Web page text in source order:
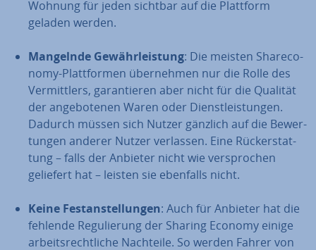
Wohnung für jeden sichtbar auf die Plattform
geladen werden.
Mangelnde Ge­währ­leis­tung: Die meisten Share­co­
no­my-Platt­for­men über­neh­men nur die Rolle des
Ver­mitt­lers, ga­ran­tie­ren aber nicht für die Qualität
der an­ge­bo­te­nen Waren oder Dienst­leis­tun­gen.
Dadurch müssen sich Nutzer gänzlich auf die Be­wer­
tun­gen anderer Nutzer verlassen. Eine Rück­erstat­
tung – falls der Anbieter nicht wie ver­spro­chen
geliefert hat – leisten sie ebenfalls nicht.
Keine Fest­an­stel­lun­gen: Auch für Anbieter hat die
fehlende Re­gu­lie­rung der Sharing Economy einige
ar­beits­recht­li­che Nachteile. So werden Fahrer von